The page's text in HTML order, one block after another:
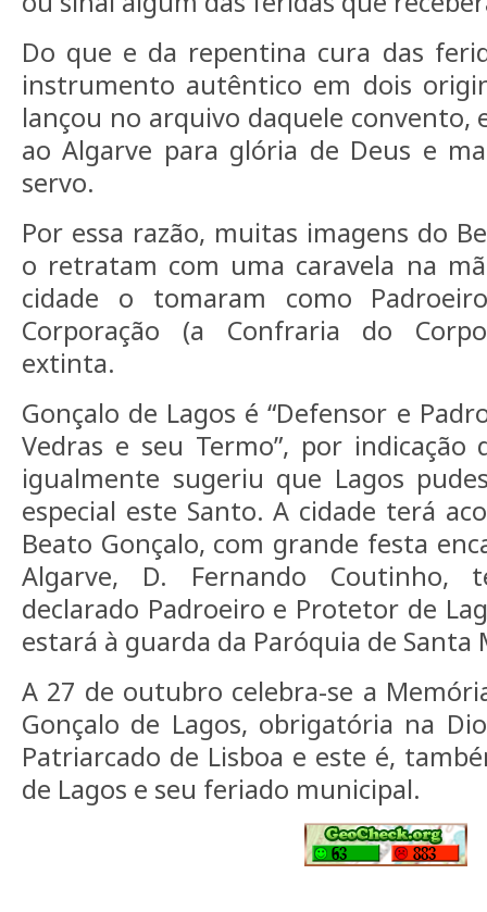
Do que e da repentina cura das
instrumento autêntico em dois
lançou no arquivo daquele convento,
ao Algarve para glória de Deus e
servo.
Por essa razão, muitas imagens do
o retratam com uma caravela na
cidade o tomaram como
Corporação (a Confraria do
extinta.
Gonçalo de Lagos é “Defensor e
Vedras e seu Termo”, por indicação
igualmente sugeriu que Lagos
especial este Santo. A cidade terá
Beato Gonçalo, com grande festa
Algarve, D. Fernando Coutinho,
declarado Padroeiro e Protetor de
estará à guarda da Paróquia de Santa
A 27 de outubro celebra-se a
Gonçalo de Lagos, obrigatória na
Patriarcado de Lisboa e este é,
de Lagos e seu feriado municipal.